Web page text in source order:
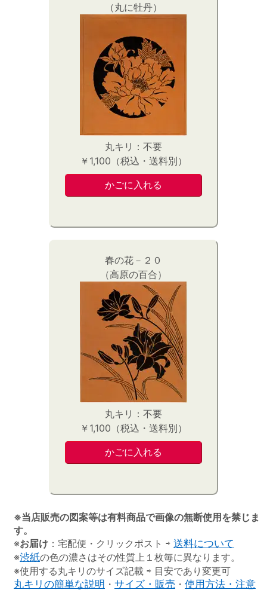
（丸に牡丹）
丸キリ：不要
￥1,100（税込・送料別）
春の花－２０
（高原の百合）
丸キリ：不要
￥1,100（税込・送料別）
※当店販売の図案等は有料商品で画像の無断使用を禁じま
す。
※お届け ：宅配便・クリックポスト ⇨ 送料について
※渋紙の色の濃さはその性質上１枚毎に異なります。
※使用する丸キリのサイズ記載 ⇨ 目安であり変更可
丸キリの簡単な説明 ・ サイズ・販売 ・ 使用方法・注意